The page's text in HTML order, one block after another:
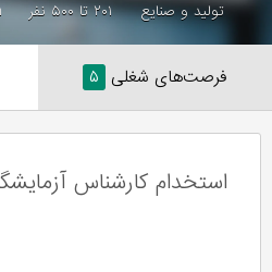
تولید و صنایع ۲۰۱ تا ۵۰۰ نفر
فرصت‌های شغلی ۵
استخدام کارشناس